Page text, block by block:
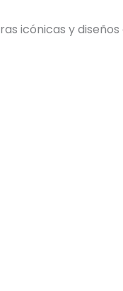
icónicas y diseños